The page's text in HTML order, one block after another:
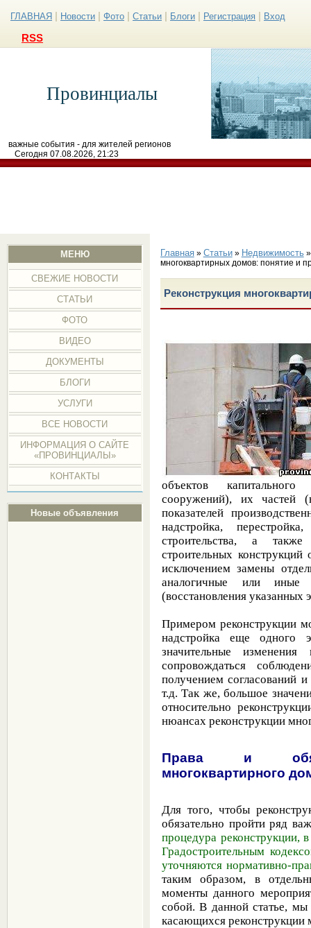
ГЛАВНАЯ Новости Фото Статьи Блоги Регистрация Вход
RSS
Провинциалы
важные события - для жителей регионов
Сегодня 07.08.2026, 21:23
МЕНЮ
СВЕЖИЕ НОВОСТИ
СТАТЬИ
ФОТО
ВИДЕО
ДОКУМЕНТЫ
БЛОГИ
УСЛУГИ
ВСЕ НОВОСТИ
ИНФОРМАЦИЯ О САЙТЕ
«ПРОВИНЦИАЛЫ»
КОНТАКТЫ
Новые объявления
Главная» Статьи» Недвижимость
многоквартирных домов: понятие и
Реконструкция
объектов
сооружений), их частей
показателей
надстройка,
строительства, а
строительных конструкций
исключением замены
аналогичные или иные
(восстановления указанных
Примером реконструкции
надстройка еще одного
значительные
сопровождаться
получением согласований
т.д. Так же, большое
относительно
нюансах реконструкции
Права и
многоквартирного
Для того, чтобы
обязательно пройти ряд
процедура реконструкции,
Градостроительным
уточняются нормативно-
таким образом, в
моменты данного
собой. В данной статье,
касающихся